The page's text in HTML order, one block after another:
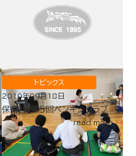
トピックス
2019年09月18日
保育科：第５回ペンギンクラブ
read more